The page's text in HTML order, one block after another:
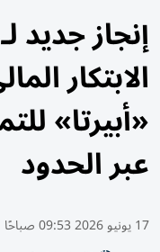
إنجاز جديد
الابتكار
«أبيرتا»
عبر الحدود
17 يونيو 2026 09:53 صباحًا